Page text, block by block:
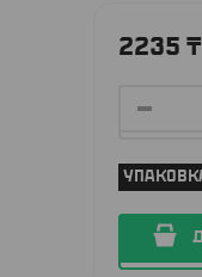
2235 ₸